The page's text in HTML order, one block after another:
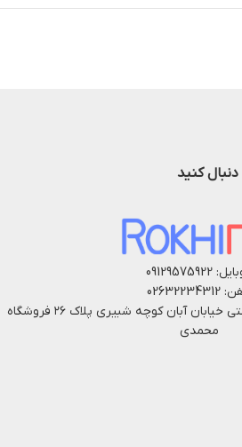
کنید
09129575922
آدرس: کرج خیابان شهید بهشتی خیابان آبان کوچه شبیری پلاک ۲۶ فروشگاه
محمدی